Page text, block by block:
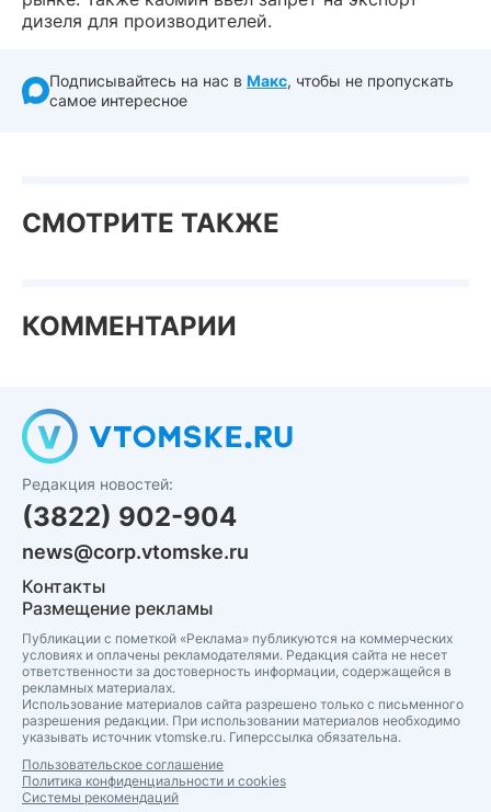
дизеля для производителей.
Подписывайтесь на нас в Макс, чтобы не пропускать
самое интересное
СМОТРИТЕ ТАКЖЕ
КОММЕНТАРИИ
Редакция новостей:
(3822) 902-904
news@corp.vtomske.ru
Контакты
Размещение рекламы
Публикации с пометкой «Реклама» публикуются на коммерческих
условиях и оплачены рекламодателями. Редакция сайта не несет
ответственности за достоверность информации, содержащейся в
рекламных материалах.
Использование материалов сайта разрешено только с письменного
разрешения редакции. При использовании материалов необходимо
указывать источник vtomske.ru. Гиперссылка обязательна.
Пользовательское соглашение
Политика конфиденциальности и cookies
Системы рекомендаций